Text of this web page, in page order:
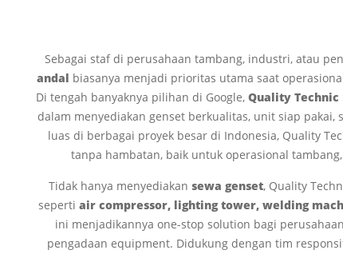
Sebagai staf di perusahaan tambang, industri, atau
andal biasanya menjadi prioritas utama saat
Di tengah banyaknya pilihan di Google, Quality Technic
dalam menyediakan genset berkualitas, unit siap
luas di berbagai proyek besar di Indonesia, Quality
tanpa hambatan, baik untuk operasional
Tidak hanya menyediakan sewa genset, Quality
seperti air compressor, lighting tower, welding
ini menjadikannya one-stop solution bagi
pengadaan equipment. Didukung dengan tim